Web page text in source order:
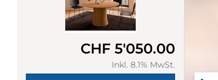
CHF 5'050.00
Inkl. 8.1% MwSt.